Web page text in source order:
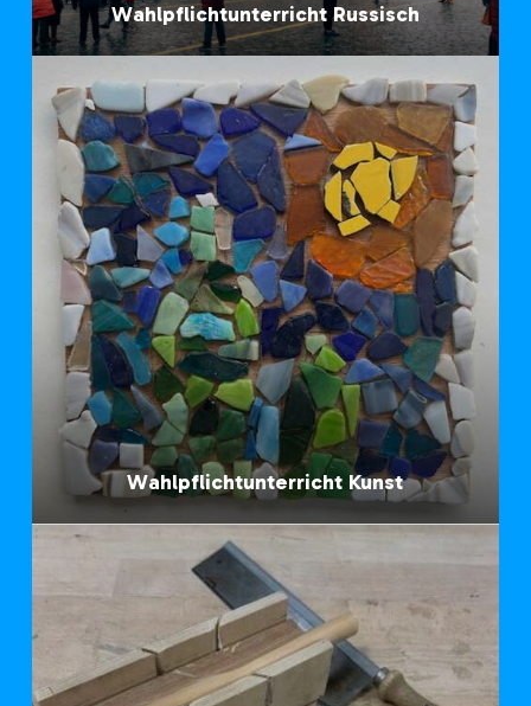
Wahlpflichtunterricht Russisch
Wahlpflichtunterricht Kunst